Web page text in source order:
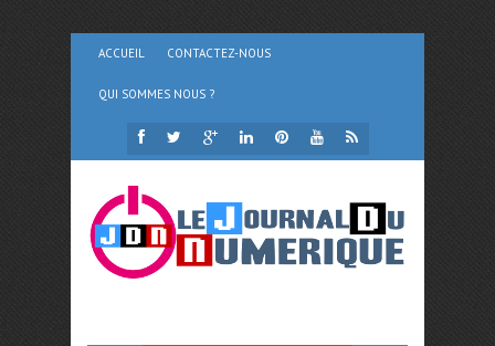
ACCUEIL CONTACTEZ-NOUS
QUI SOMMES NOUS ?